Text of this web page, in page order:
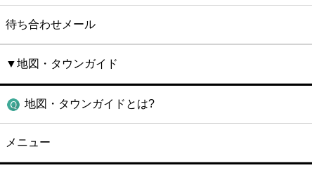
待ち合わせメール
▼地図・タウンガイド
地図・タウンガイドとは?
メニュー